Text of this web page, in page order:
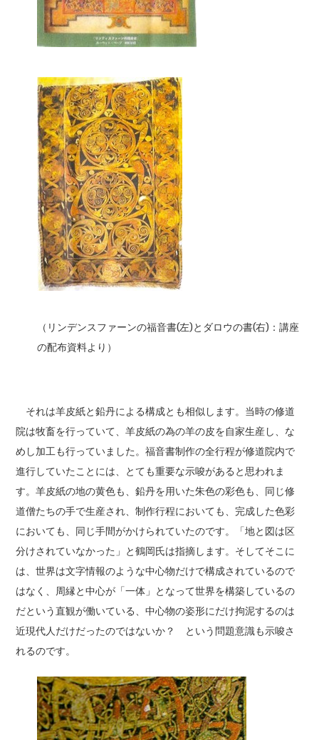
（リンデンスファーンの福音書(左)とダロウの書(右)：講座
の配布資料より）
それは羊皮紙と鉛丹による構成とも相似します。当時の修道
院は牧畜を行っていて、羊皮紙の為の羊の皮を自家生産し、な
めし加工も行っていました。福音書制作の全行程が修道院内で
進行していたことには、とても重要な示唆があると思われま
す。羊皮紙の地の黄色も、鉛丹を用いた朱色の彩色も、同じ修
道僧たちの手で生産され、制作行程においても、完成した色彩
においても、同じ手間がかけられていたのです。「地と図は区
分けされていなかった」と鶴岡氏は指摘します。そしてそこに
は、世界は文字情報のような中心物だけで構成されているので
はなく、周縁と中心が「一体」となって世界を構築しているの
だという直観が働いている、中心物の姿形にだけ拘泥するのは
近現代人だけだったのではないか？ という問題意識も示唆さ
れるのです。